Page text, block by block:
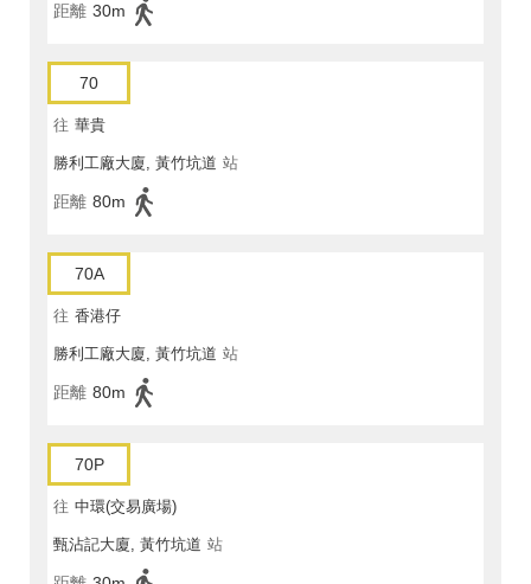
距離 30m
70
往 華貴
勝利工廠大廈, 黃竹坑道 站
距離 80m
70A
往 香港仔
勝利工廠大廈, 黃竹坑道 站
距離 80m
70P
往 中環(交易廣場)
甄沾記大廈, 黃竹坑道 站